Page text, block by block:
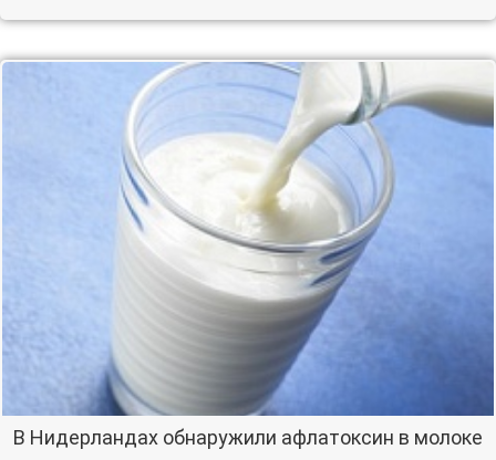
В Нидерландах обнаружили афлатоксин в молоке